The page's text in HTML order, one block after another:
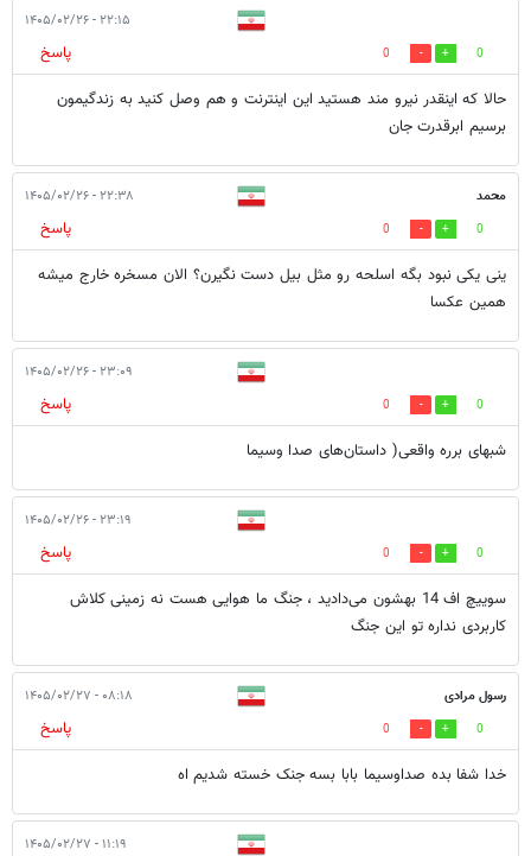
۲۲:۱۵ - ۱۴۰۵/۰۲/۲۶
0
0
پاسخ
حالا که اینقدر نیرو مند هستید این اینترنت و هم وصل کنید به زندگیمون
برسیم ابرقدرت جان
محمد ۲۲:۳۸ - ۱۴۰۵/۰۲/۲۶
0
0
پاسخ
ینی یکی نبود بگه اسلحه رو مثل بیل دست نگیرن؟ الان مسخره خارج میشه
همین عکسا
۲۳:۰۹ - ۱۴۰۵/۰۲/۲۶
0
0
پاسخ
شبهای برره واقعی( داستان‌های صدا وسیما
۲۳:۱۹ - ۱۴۰۵/۰۲/۲۶
0
0
پاسخ
سوییچ اف 14 بهشون می‌دادید ، جنگ ما هوایی هست نه زمینی کلاش
کاربردی نداره تو این جنگ‌
رسول مرادی ۰۸:۱۸ - ۱۴۰۵/۰۲/۲۷
0
0
پاسخ
خدا شفا بده صداوسیما بابا بسه جنک خسته شدیم اه
۱۱:۱۹ - ۱۴۰۵/۰۲/۲۷